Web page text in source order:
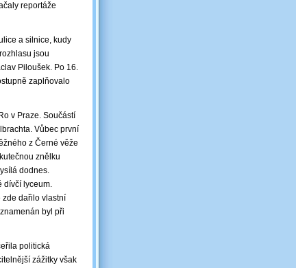
reportáže
a silnice, kudy
jsou
Piloušek. Po 16.
zaplňovalo
v Praze. Součástí
Vůbec první
z Černé věže
znělku
dodnes.
dívčí lyceum.
zde dařilo vlastní
byl při
politická
zážitky však